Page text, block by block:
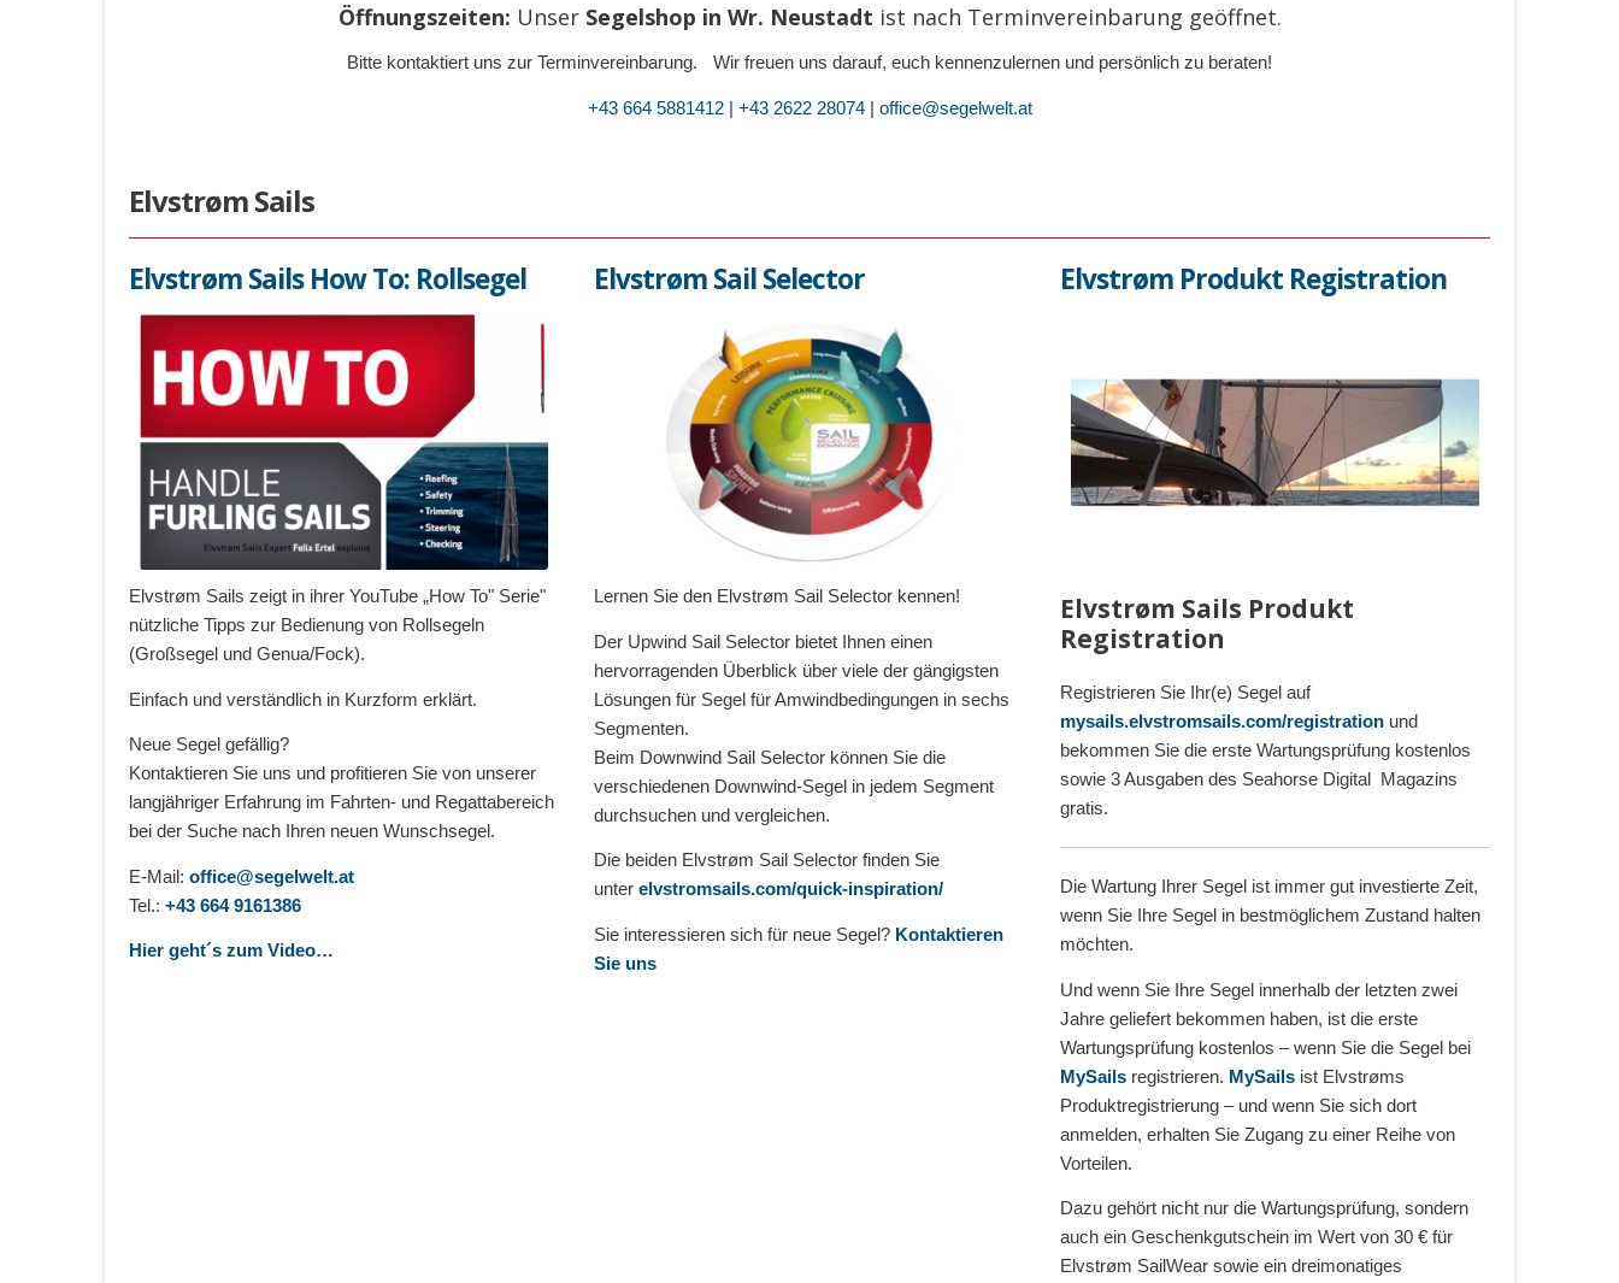
Öffnungszeiten: Unser Segelshop in Wr. Neustadt ist nach Terminvereinbarung geöffnet.
Bitte kontaktiert uns zur Terminvereinbarung. Wir freuen uns darauf, euch kennenzulernen und persönlich zu beraten!
+43 664 5881412| +43 2622 28074| office@segelwelt.at
Elvstrøm Sails
Elvstrøm Sails How To: Rollsegel
Elvstrøm Sails zeigt in ihrer YouTube „How To" Serie"
nützliche Tipps zur Bedienung von Rollsegeln
(Großsegel und Genua/Fock).
Einfach und verständlich in Kurzform erklärt.
Neue Segel gefällig?
Kontaktieren Sie uns und profitieren Sie von unserer
langjähriger Erfahrung im Fahrten- und Regattabereich
bei der Suche nach Ihren neuen Wunschsegel.
E-Mail: office@segelwelt.at
Tel.: +43 664 9161386
Hier geht´s zum Video…
Elvstrøm Sail Selector
Lernen Sie den Elvstrøm Sail Selector kennen!
Der Upwind Sail Selector bietet Ihnen einen
hervorragenden Überblick über viele der gängigsten
Lösungen für Segel für Amwindbedingungen in sechs
Segmenten.
Beim Downwind Sail Selector können Sie die
verschiedenen Downwind-Segel in jedem Segment
durchsuchen und vergleichen.
Die beiden Elvstrøm Sail Selector finden Sie
unterelvstromsails.com/quick-inspiration/
Sie interessieren sich für neue Segel? Kontaktieren
Sie uns
Elvstrøm Produkt Registration
Elvstrøm Sails Produkt
Registration
Registrieren Sie Ihr(e) Segel auf
mysails.elvstromsails.com/registration und
bekommen Sie die erste Wartungsprüfung kostenlos
sowie 3 Ausgaben des Seahorse Digital Magazins
gratis.
Die Wartung Ihrer Segel ist immer gut investierte Zeit,
wenn Sie Ihre Segel in bestmöglichem Zustand halten
möchten.
Und wenn Sie Ihre Segel innerhalb der letzten zwei
Jahre geliefert bekommen haben, ist die erste
Wartungsprüfung kostenlos – wenn Sie die Segel bei
MySailsregistrieren. MySailsist Elvstrøms
Produktregistrierung – und wenn Sie sich dort
anmelden, erhalten Sie Zugang zu einer Reihe von
Vorteilen.
Dazu gehört nicht nur die Wartungsprüfung, sondern
auch ein Geschenkgutschein im Wert von 30 € für
Elvstrøm SailWear sowie ein dreimonatiges